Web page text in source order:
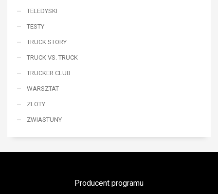
TELEDYSKI
TESTY
TRUCK STORY
TRUCK VS. TRUCK
TRUCKER CLUB
WARSZTAT
ZLOTY
ZWIASTUNY
Producent programu